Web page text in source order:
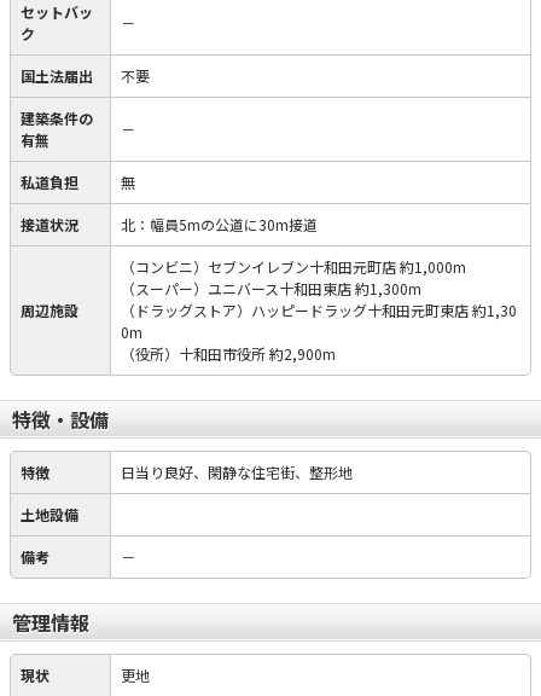
セットバッ
ク
－
国土法届出 不要
建築条件の
有無
－
私道負担 無
接道状況 北：幅員5mの公道に30m接道
周辺施設
（コンビニ）セブンイレブン十和田元町店 約1,000m
（スーパー）ユニバース十和田東店 約1,300m
（ドラッグストア）ハッピードラッグ十和田元町東店 約1,30
0m
（役所）十和田市役所 約2,900m
特徴・設備
特徴 日当り良好、閑静な住宅街、整形地
土地設備
備考 －
管理情報
現状 更地